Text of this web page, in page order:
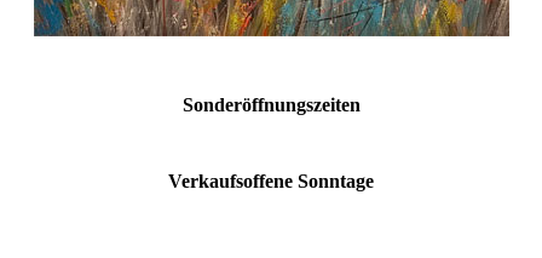
Sonderöffnungszeiten
Verkaufsoffene Sonntage